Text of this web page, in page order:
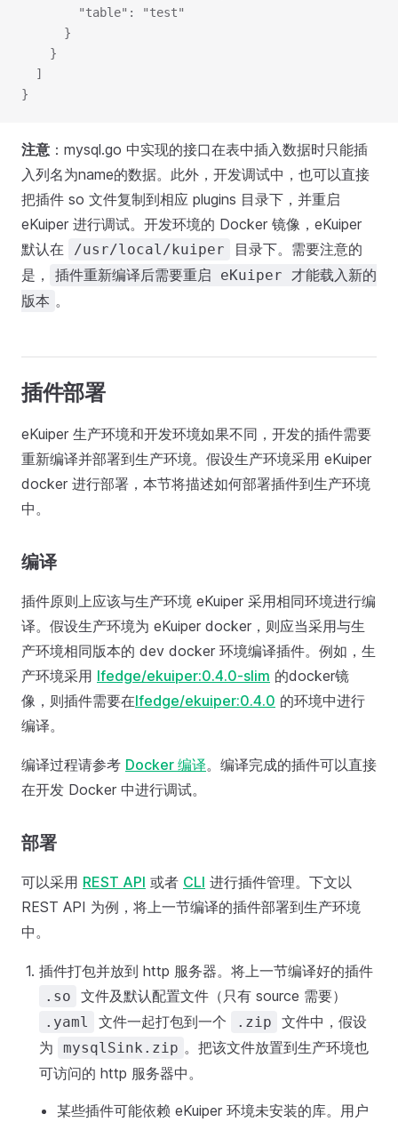
        "table": "test"
      }
    }
  ]
}
注意 ：mysql.go 中实现的接口在表中插入数据时只能插
入列名为name的数据。此外，开发调试中，也可以直接
把插件 so 文件复制到相应 plugins 目录下，并重启
eKuiper 进行调试。开发环境的 Docker 镜像，eKuiper
默认在
/usr/local/kuiper
目录下。需要注意的
是，
插件重新编译后需要重启 eKuiper 才能载入新的
版本 。
插件部署
eKuiper 生产环境和开发环境如果不同，开发的插件需要
重新编译并部署到生产环境。假设生产环境采用 eKuiper
docker 进行部署，本节将描述如何部署插件到生产环境
中。
编译
插件原则上应该与生产环境 eKuiper 采用相同环境进行编
译。假设生产环境为 eKuiper docker，则应当采用与生
产环境相同版本的 dev docker 环境编译插件。例如，生
产环境采用 lfedge/ekuiper:0.4.0-slim 的docker镜
像，则插件需要在lfedge/ekuiper:0.4.0 的环境中进行
编译。
编译过程请参考 Docker 编译。编译完成的插件可以直接
在开发 Docker 中进行调试。
部署
可以采用 REST API 或者 CLI 进行插件管理。下文以
REST API 为例，将上一节编译的插件部署到生产环境
中。
插件打包并放到 http 服务器。将上一节编译好的插件
.so 文件及默认配置文件（只有 source 需要）
.yaml 文件一起打包到一个 .zip
文件中，假设
为
mysqlSink.zip 。把该文件放置到生产环境也
可访问的 http 服务器中。
某些插件可能依赖 eKuiper 环境未安装的库。用户